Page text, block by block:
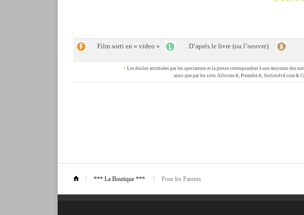
Film sorti en « video » D’après le livre (ou l’oeuvre)
* Les étoiles attribuées par les spectateurs et la presse correspondent à une moyenne des
ainsi que par les sites Allocine.fr, Première.fr, Sortiesdvd.com &
*** La Boutique *** Pour les Parents